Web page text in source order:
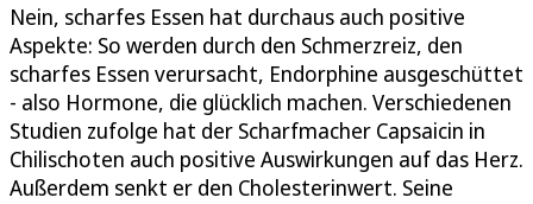
Nein, scharfes Essen hat durchaus auch positive
Aspekte: So werden durch den Schmerzreiz, den
scharfes Essen verursacht, Endorphine ausgeschüttet
- also Hormone, die glücklich machen. Verschiedenen
Studien zufolge hat der Scharfmacher Capsaicin in
Chilischoten auch positive Auswirkungen auf das Herz.
Außerdem senkt er den Cholesterinwert. Seine